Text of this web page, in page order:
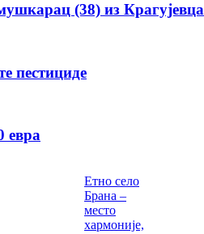
(38) из Крагујевца
пестициде
евра
Етно село
Брана –
место
хармоније,